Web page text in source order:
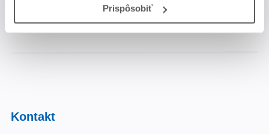
Prispôsobiť
Vaša emailová adresa
Kontakt